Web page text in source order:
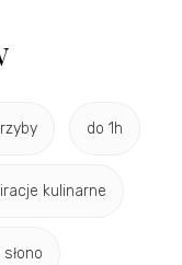
do 1h
kulinarne